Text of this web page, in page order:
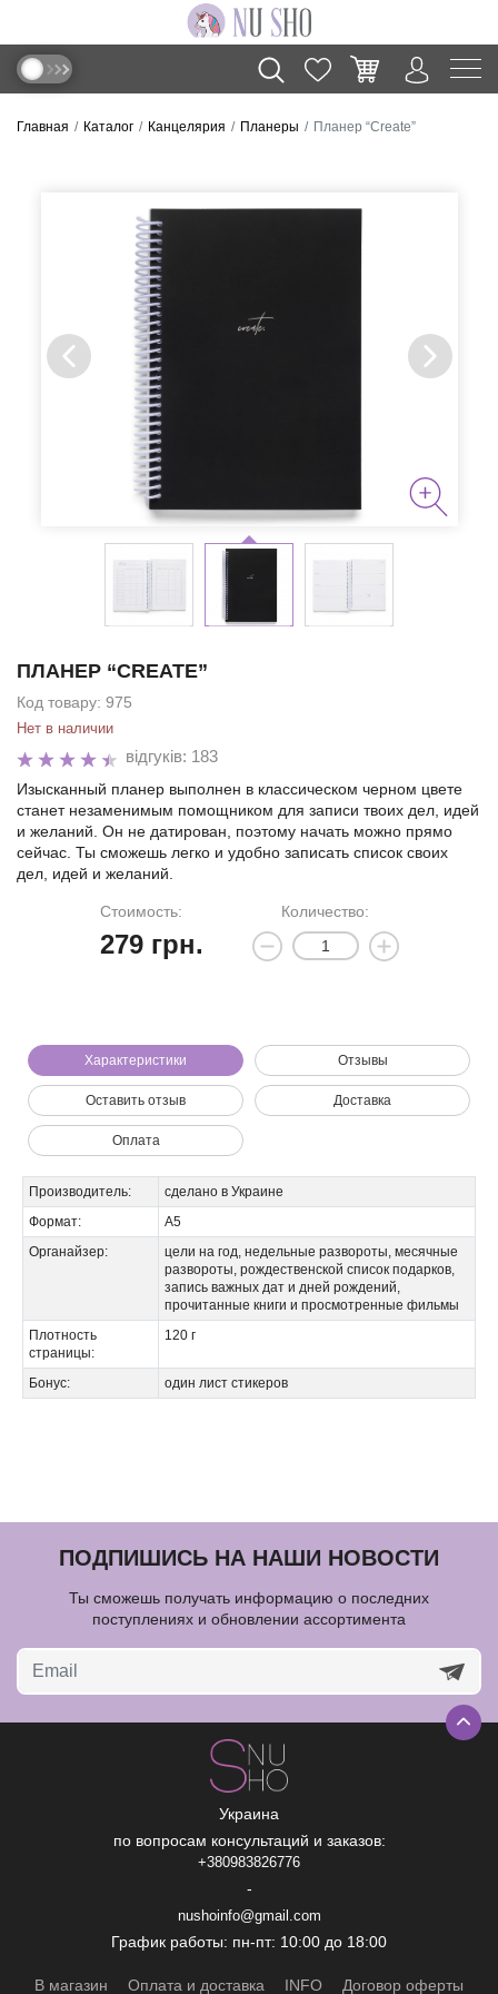
Главная Каталог Канцелярия Планеры Планер “Create”
ПЛАНЕР “CREATE”
Код товару: 975
Нет в наличии
відгуків: 183
Изысканный планер выполнен в классическом черном цвете
станет незаменимым помощником для записи твоих дел, идей
и желаний. Он не датирован, поэтому начать можно прямо
сейчас. Ты сможешь легко и удобно записать список своих
дел, идей и желаний.
Стоимость:
279грн.
Количество:
Характеристики Отзывы
Оставить отзыв Доставка
Оплата
Производитель:
сделано в Украине
Формат:
А5
Органайзер:
цели на год, недельные развороты, месячные
развороты, рождественской список подарков,
запись важных дат и дней рождений,
прочитанные книги и просмотренные фильмы
Плотность
страницы:
120 г
Бонус: один лист стикеров
ПОДПИШИСЬ НА НАШИ НОВОСТИ
Ты сможешь получать информацию о последних
поступлениях и обновлении ассортимента
Украина
по вопросам консультаций и заказов:
+380983826776
-
nushoinfo@gmail.com
График работы: пн-пт: 10:00 до 18:00
В магазин Оплата и доставка INFO Договор оферты